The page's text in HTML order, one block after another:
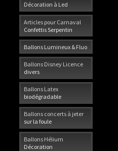
Décoration à Led
Articles pour Carnaval
Confettis Serpentin
Ballons Lumineux & Fluo
Ballons Disney Licence
divers
Ballons Latex
biodégradable
Ballons concerts à jeter
sur la foule
Ballons Hélium
Décoration